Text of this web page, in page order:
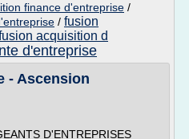
finance d'entreprise /
/ fusion
acquisition d
d'entreprise
- Ascension
D'ENTREPRISES